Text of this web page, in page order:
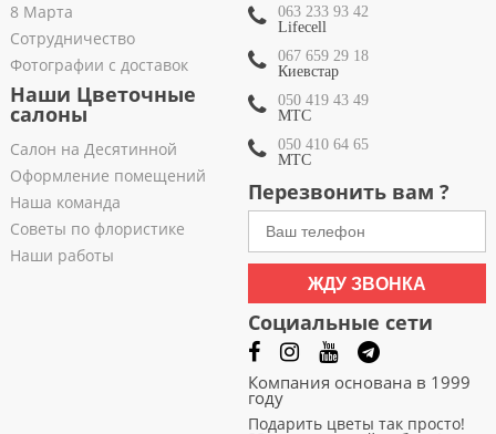
8 Марта
Сотрудничество
Фотографии с доставок
Наши Цветочные
салоны
Салон на Десятинной
Оформление помещений
Наша команда
Советы по флористике
Наши работы
063 233 93 42
Lifecell
067 659 29 18
Киевстар
050 419 43 49
МТС
050 410 64 65
МТС
Перезвонить вам ?
ЖДУ ЗВОНКА
Социальные сети
Компания основана в 1999
году
Подарить цветы так просто!